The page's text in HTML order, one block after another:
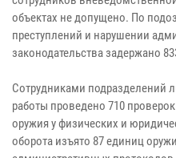
объектах не допущено. По
преступлений и нарушении
законодательства задержано
Сотрудниками подразделений
работы проведено 710
оружия у физических и
оборота изъято 87 единиц